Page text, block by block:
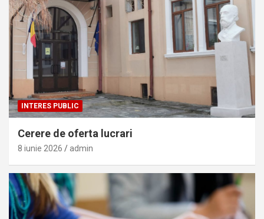
INTERES PUBLIC
Cerere de oferta lucrari
8 iunie 2026 admin